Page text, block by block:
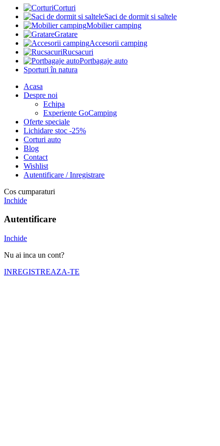
Corturi
Saci de dormit si saltele
Mobilier camping
Gratare
Accesorii camping
Rucsacuri
Portbagaje auto
Sporturi în natura
Acasa
Despre noi
Echipa
Experiente GoCamping
Oferte speciale
Lichidare stoc -25%
Corturi auto
Blog
Contact
Wishlist
Autentificare / Inregistrare
Cos cumparaturi
Inchide
Autentificare
Inchide
Nu ai inca un cont?
INREGISTREAZA-TE